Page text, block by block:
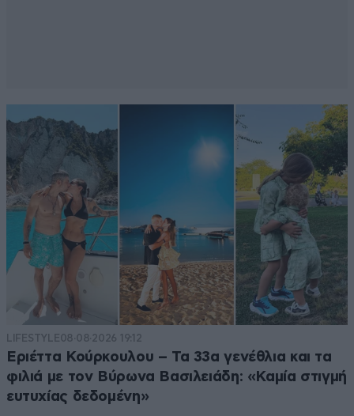
LIFESTYLE08·08·2026 19:12
Εριέττα Κούρκουλου – Τα 33α γενέθλια και τα
φιλιά με τον Βύρωνα Βασιλειάδη: «Καμία στιγμή
ευτυχίας δεδομένη»